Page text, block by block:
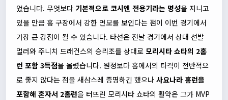
었습니다. 무엇보다 기본적으로 코시엔 전용기라는 명성을 지니고
있을 만큼 홈 구장에서 강한 면모를 보인다는 점이 이번 경기에서
가장 큰 강점이 될 수 있습니다. 타선은 전날 경기에서 상대 선발
멀러와 주니치 드래건스의 승리조를 상대로 모리시타 쇼타의 2홈
런 포함 3득점을 올렸습니다. 원정보다 홈에서의 타격이 전반적으
로 좋지 않다는 점을 새삼스레 증명하긴 했으나 사요나라 홈런을
포함해 혼자서 2홈런을 터뜨린 모리시타 쇼타의 활약은 그가 MVP